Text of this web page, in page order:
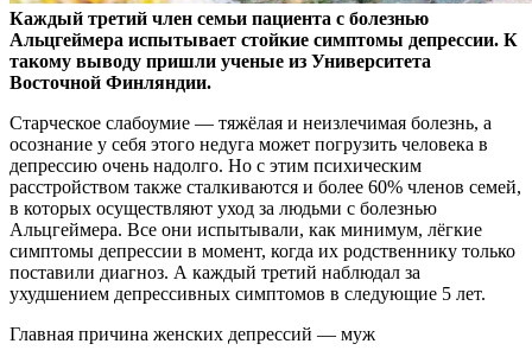
Каждый третий член семьи пациента с болезнью
Альцгеймера испытывает стойкие симптомы депрессии. К
такому выводу пришли ученые из Университета
Восточной Финляндии.
Старческое слабоумие — тяжёлая и неизлечимая болезнь, а
осознание у себя этого недуга может погрузить человека в
депрессию очень надолго. Но с этим психическим
расстройством также сталкиваются и более 60% членов семей,
в которых осуществляют уход за людьми с болезнью
Альцгеймера. Все они испытывали, как минимум, лёгкие
симптомы депрессии в момент, когда их родственнику только
поставили диагноз. А каждый третий наблюдал за
ухудшением депрессивных симптомов в следующие 5 лет.
Главная причина женских депрессий — муж